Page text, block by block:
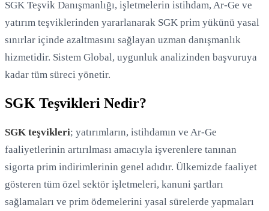
SGK Teşvik Danışmanlığı, işletmelerin istihdam, Ar-Ge ve
yatırım teşviklerinden yararlanarak SGK prim yükünü yasal
sınırlar içinde azaltmasını sağlayan uzman danışmanlık
hizmetidir. Sistem Global, uygunluk analizinden başvuruya
kadar tüm süreci yönetir.
SGK Teşvikleri Nedir?
SGK teşvikleri; yatırımların, istihdamın ve Ar-Ge
faaliyetlerinin artırılması amacıyla işverenlere tanınan
sigorta prim indirimlerinin genel adıdır. Ülkemizde faaliyet
gösteren tüm özel sektör işletmeleri, kanuni şartları
sağlamaları ve prim ödemelerini yasal sürelerde yapmaları